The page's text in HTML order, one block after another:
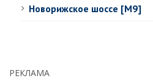
Новорижское шоссе [М9]
РЕКЛАМА